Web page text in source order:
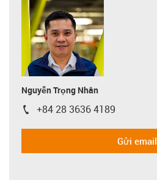
Nguyễn Trọng Nhân
igus-icon-phone
+84 28 3636 4189
Gửi email